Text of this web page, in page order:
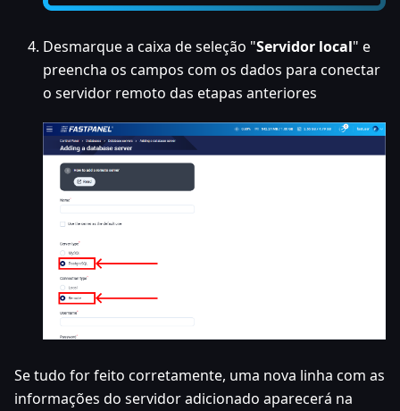
Desmarque a caixa de seleção "Servidor local" e
preencha os campos com os dados para conectar
o servidor remoto das etapas anteriores
Se tudo for feito corretamente, uma nova linha com as
informações do servidor adicionado aparecerá na